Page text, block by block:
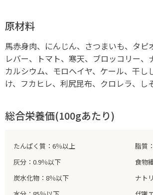
原材料
馬赤身肉、にんじん、さつまいも、タピ
レバー、トマト、寒天、ブロッコリー、
カルシウム、モロヘイヤ、ケール、干し
け、フカヒレ、利尻昆布、クロレラ、し
総合栄養価(100gあたり)
たんぱく質：6％以上
脂質
灰分：0.9％以下
食物
炭水化物：8％以下
ナト